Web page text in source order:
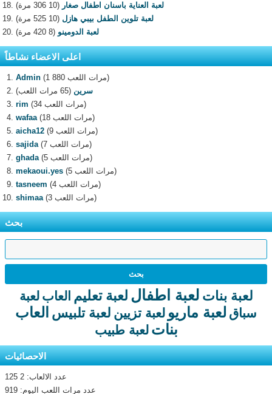
لعبة العناية باسنان اطفال صغار (10 306 مرة)
لعبة تلوين الطفل بيبي هازل (10 525 مرة)
لعبة الدومينو (8 420 مرة)
اعلى الاعضاء نشاطاً
Admin
(1 880 مرات اللعب)
سرين (65 مرات اللعب)
rim
(34 مرات اللعب)
wafaa
(18 مرات اللعب)
aicha12
(9 مرات اللعب)
sajida
(7 مرات اللعب)
ghada
(5 مرات اللعب)
mekaoui.yes
(5 مرات اللعب)
tasneem
(4 مرات اللعب)
shimaa
(3 مرات اللعب)
بحث
لعبة بنات لعبة اطفال لعبة تعليم العاب لعبة
سباق لعبة ماريو لعبة تزيين لعبة تلبيس العاب
بنات لعبة طبيب
الاحصائيات
عدد الالعاب: 2 125
عدد مرات اللعب اليوم: 919